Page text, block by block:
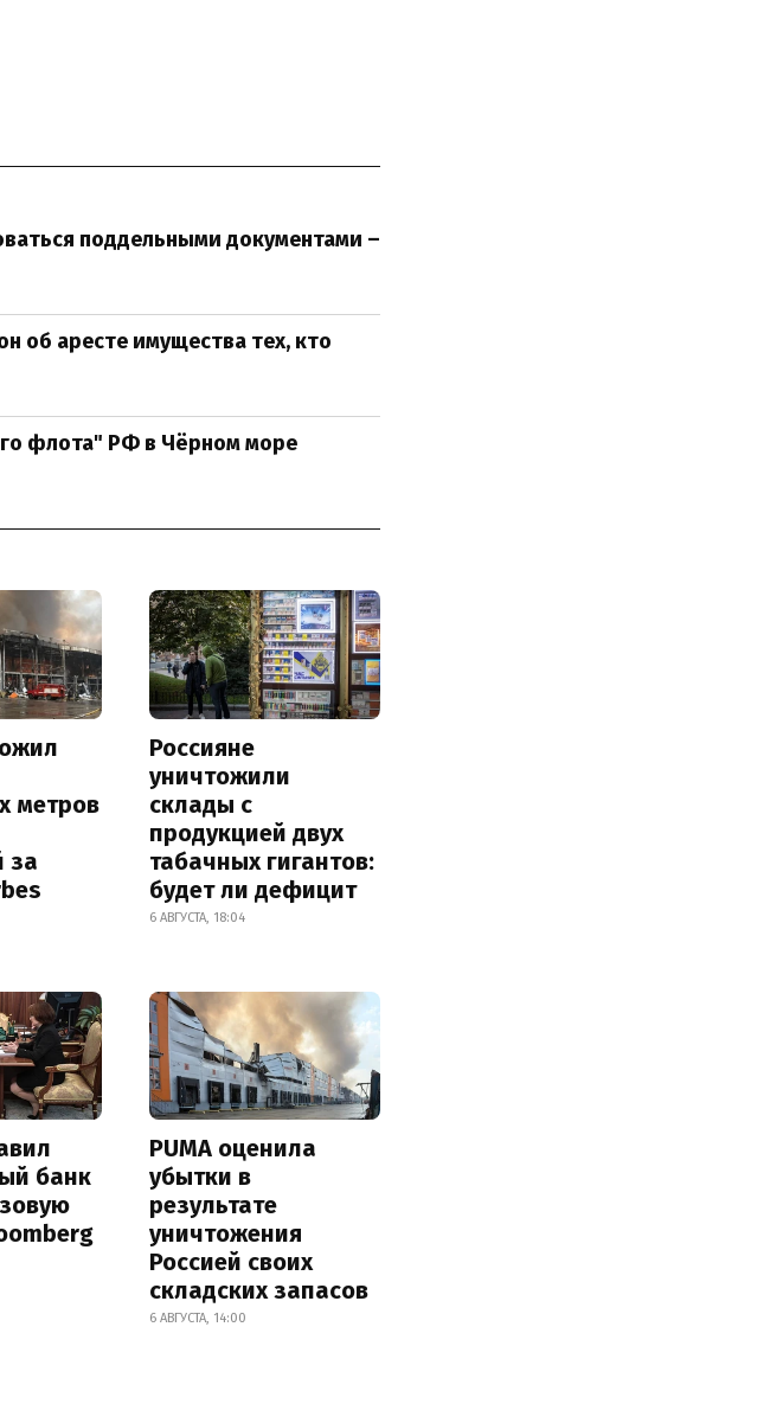
поддельными документами –
об аресте имущества тех, кто
флота" РФ в Чёрном море
метров
за
Россияне
уничтожили
склады с
продукцией двух
табачных гигантов:
будет ли дефицит
6 АВГУСТА, 18:04
банк
PUMA оценила
убытки в
результате
уничтожения
Россией своих
складских запасов
6 АВГУСТА, 14:00